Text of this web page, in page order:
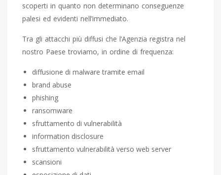
scoperti in quanto non determinano conseguenze
palesi ed evidenti nell’immediato.
Tra gli attacchi più diffusi che l’Agenzia registra nel
nostro Paese troviamo, in ordine di frequenza:
diffusione di malware tramite email
brand abuse
phishing
ransomware
sfruttamento di vulnerabilità
information disclosure
sfruttamento vulnerabilità verso web server
scansioni